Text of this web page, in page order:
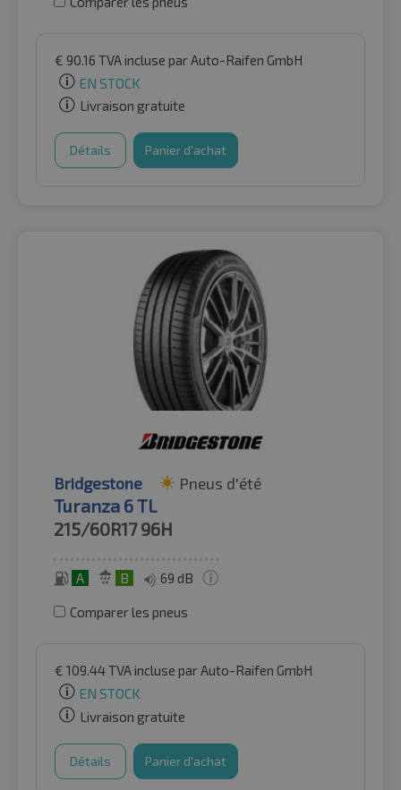
€ 90.16 TVA incluse par Auto-Raifen GmbH
EN STOCK
Livraison gratuite
Détails Panier d'achat
Bridgestone Pneus d'été
Turanza 6 TL
215/60R17 96H
A B 69 dB
Comparer les pneus
€ 109.44TVA incluse par Auto-Raifen GmbH
EN STOCK
Livraison gratuite
Détails Panier d'achat